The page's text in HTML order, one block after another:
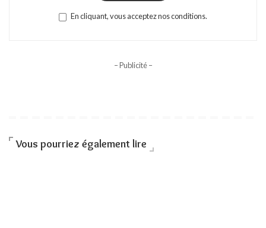
En cliquant, vous acceptez nos conditions.
– Publicité –
Vous pourriez également lire